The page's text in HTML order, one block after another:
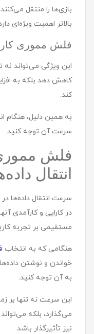
بازی‌ها را منتقل
بالاتر اهمیت ویژه‌ای
فلش مموری
این ویژگی می‌تواند نه
کاهش دهد بلکه به
کند.
به همین دلیل، هنگام
سرعت آن توجه کنید.
فلش
انتقال
سرعت انتقال داده‌ها
در کارایی و کارآمدی
مستقیمی بر تجربه
هنگامی که به انتخاب
خواندن و نوشتن
به آن توجه کنید.
این سرعت نه تنها بر
می‌گذارد، بلکه
نیز تأثیرگذار باشد.